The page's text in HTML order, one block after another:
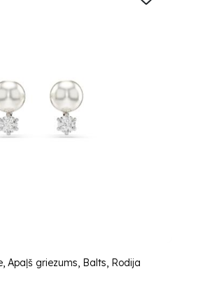
Apaļš griezums, Balts, Rodija